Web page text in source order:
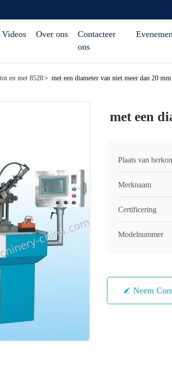
Videos Over ons
Contacteer
ons
en met 8528> met een diameter van niet meer dan 20 mm
met een
Plaats van
Merknaam
Certificering
Modelnummer
Neem